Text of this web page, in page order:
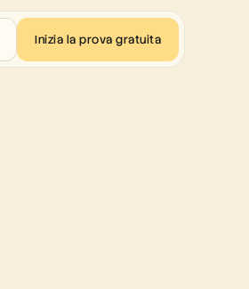
Inizia la prova gratuita